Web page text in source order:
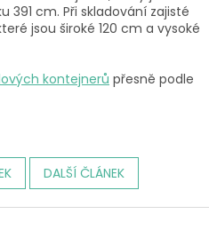
391 cm. Při skladování zajisté
jsou široké 120 cm a vysoké
kontejnerů přesně podle
DALŠÍ ČLÁNEK